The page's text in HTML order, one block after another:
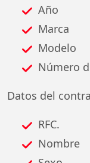
Año
Marca
Modelo
Número
Datos del
RFC.
Nombre